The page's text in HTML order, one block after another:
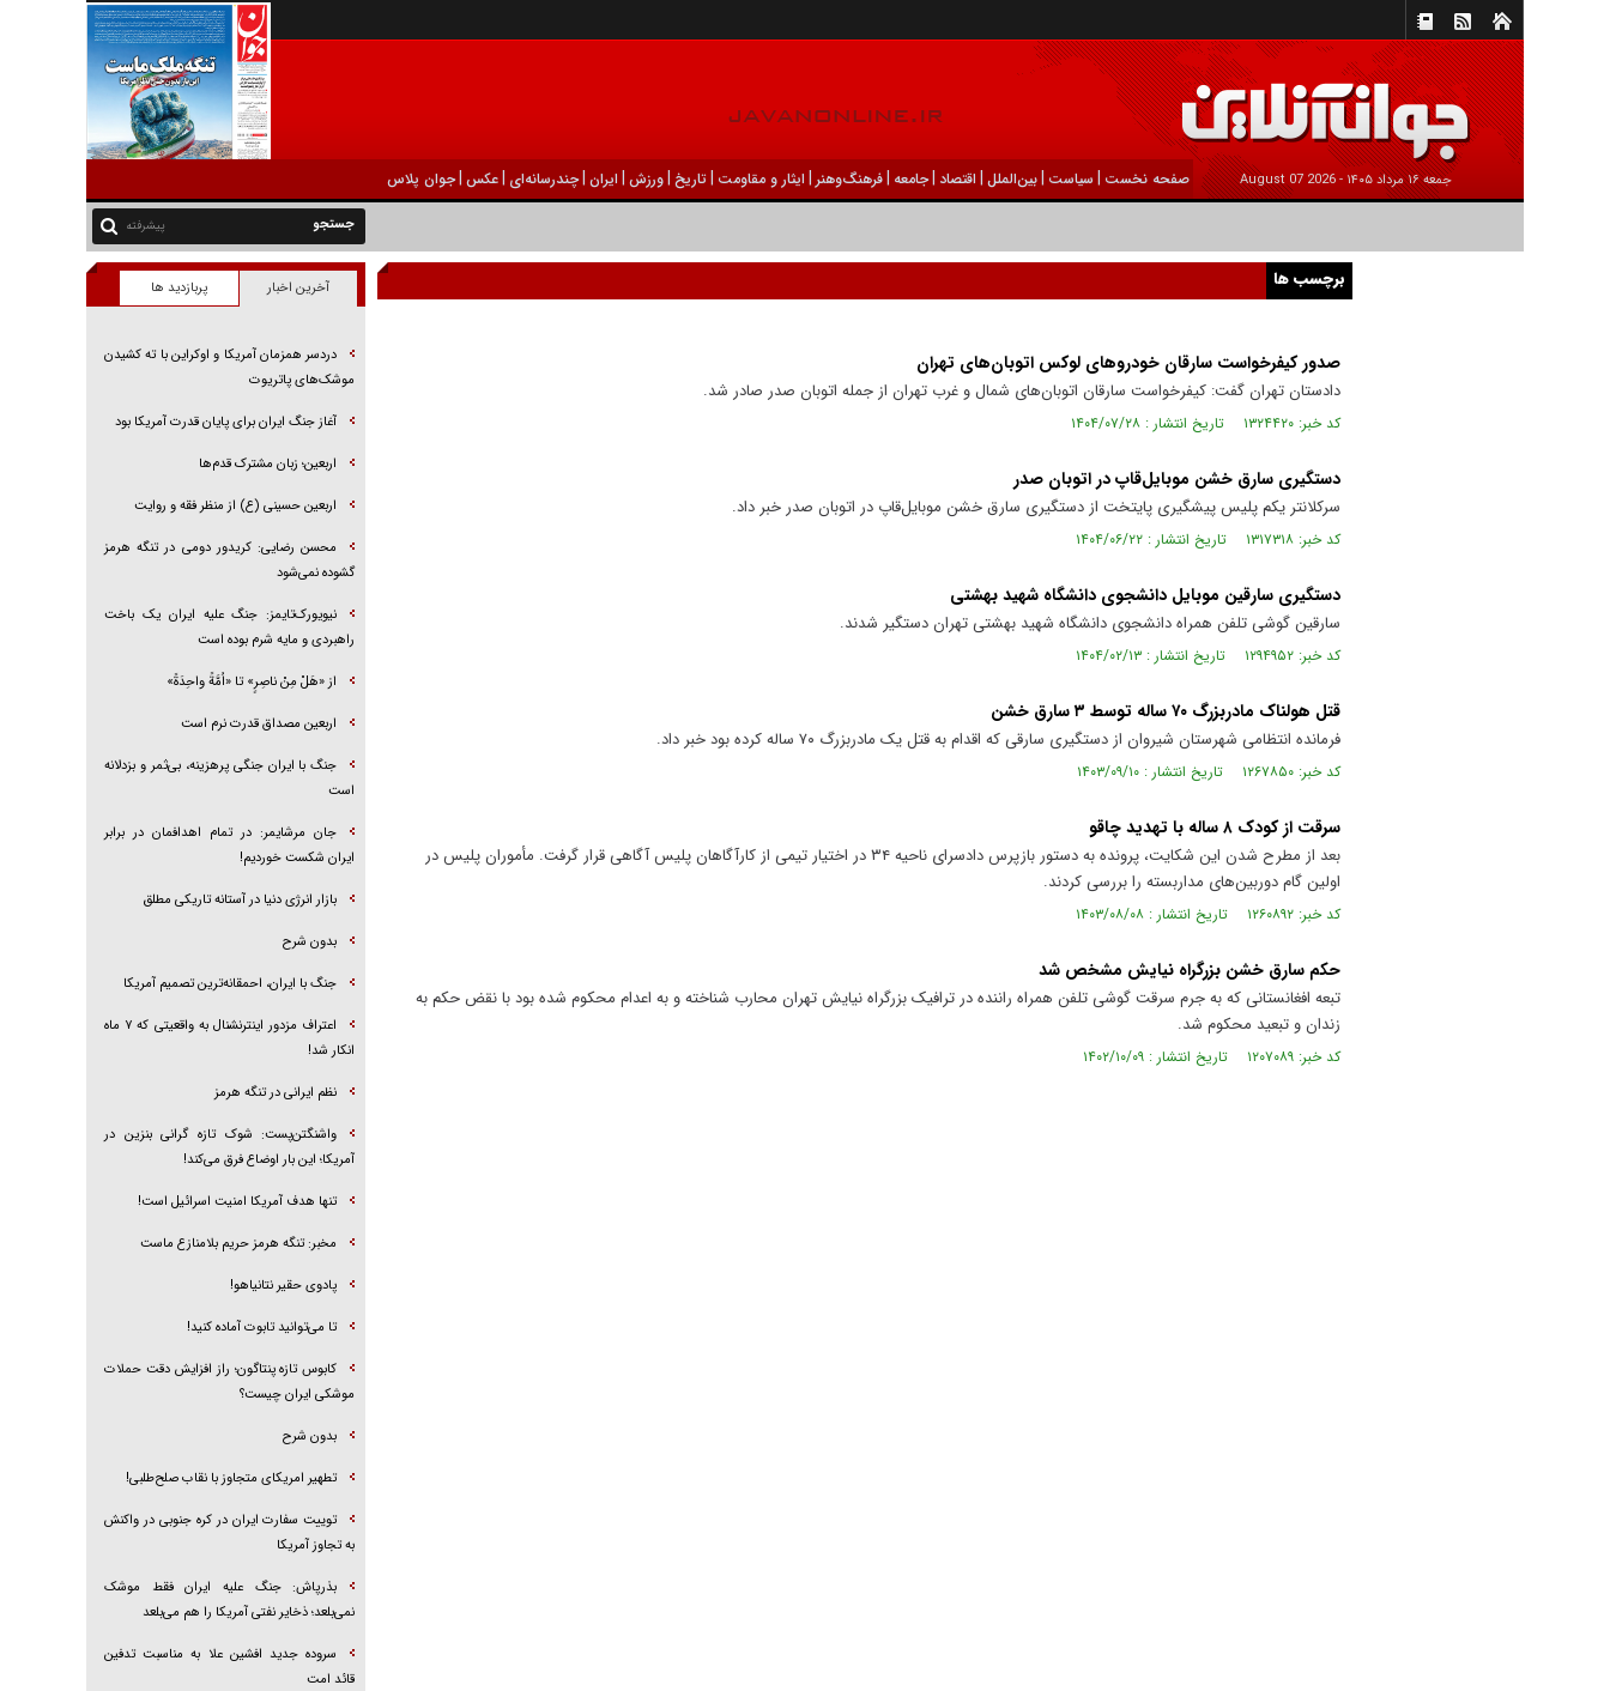
جمعه ۱۶ مرداد ۱۴۰۵ - 2026 August 07 صفحه نخست | سیاست |بين‌الملل | اقتصاد |جامعه |فرهنگ‌و‌هنر | ایثار و مقاومت |تاریخ |ورزش | ايران |چندرسانه‌ای |عکس |جوان پلاس
پیشرفته
برچسب ها
صدور کیفرخواست سارقان خودروهای لوکس اتوبان‌های تهران
دادستان تهران گفت: کیفرخواست سارقان اتوبان‌های شمال و غرب تهران از جمله اتوبان صدر صادر شد.
کد خبر: ۱۳۲۴۴۲۰ تاریخ انتشار : ۱۴۰۴/۰۷/۲۸
دستگیری سارق خشن موبایل‌قاپ در اتوبان صدر
سرکلانتر یکم پلیس پیشگیری پایتخت از دستگیری سارق خشن موبایل‌قاپ در اتوبان صدر خبر داد.
کد خبر: ۱۳۱۷۳۱۸ تاریخ انتشار : ۱۴۰۴/۰۶/۲۲
دستگیری سارقین موبایل دانشجوی دانشگاه شهید بهشتی
سارقین گوشی تلفن همراه دانشجوی دانشگاه شهید بهشتی تهران دستگیر شدند.
کد خبر: ۱۲۹۴۹۵۲ تاریخ انتشار : ۱۴۰۴/۰۲/۱۳
قتل هولناک مادربزرگ ۷۰ ساله توسط ۳ سارق خشن
فرمانده انتظامی شهرستان شیروان از دستگیری سارقی که اقدام به قتل یک مادربزرگ ۷۰ ساله کرده بود خبر داد.
کد خبر: ۱۲۶۷۸۵۰ تاریخ انتشار : ۱۴۰۳/۰۹/۱۰
سرقت از کودک ۸ ساله با تهدید چاقو
بعد از مطرح شدن این شکایت، پرونده به دستور بازپرس دادسرای ناحیه ۳۴ در اختیار تیمی از کارآگاهان پلیس آگاهی قرار گرفت. مأموران پلیس در
اولین گام دوربین‌های مداربسته را بررسی کردند.
کد خبر: ۱۲۶۰۸۹۲ تاریخ انتشار : ۱۴۰۳/۰۸/۰۸
حکم سارق خشن بزرگراه نیایش مشخص شد
تبعه افغانستانی که به جرم سرقت گوشی تلفن همراه راننده در ترافیک بزرگراه نیایش تهران محارب شناخته و به اعدام محکوم شده بود با نقض حکم به
زندان و تبعید محکوم شد.
کد خبر: ۱۲۰۷۰۸۹ تاریخ انتشار : ۱۴۰۲/۱۰/۰۹
آخرین اخبار پربازدید ها
دردسر همزمان آمریکا و اوکراین با ته کشیدن
موشک‌های پاتریوت
آغاز جنگ ایران برای پایان قدرت آمریکا بود
اربعین؛ زبان مشترک قدم‌ها
اربعین حسینی (ع) از منظر فقه و روایت
محسن رضایی: کریدور دومی در تنگه هرمز
گشوده نمی‌شود
نیویورک‌تایمز: جنگ علیه ایران یک باخت
راهبردی و مایه شرم بوده است
از «هَلْ مِنْ ناصِرٍ» تا «اُمَّةً واحِدَةً»
اربعین مصداق قدرت نرم است
جنگ با ایران جنگی پرهزینه، بی‌ثمر و بزدلانه
است
جان مرشایمر: در تمام اهدافمان در برابر
ایران شکست خوردیم!
بازار انرژی دنیا در آستانه تاریکی مطلق
بدون شرح
جنگ با ایران، احمقانه‌ترین تصمیم آمریکا
اعتراف مزدور اینترنشنال به واقعیتی که ۷ ماه
انکار شد!
نظم ایرانی در تنگه هرمز
واشنگتن‌پست: شوک تازه گرانی بنزین در
آمریکا؛ این بار اوضاع فرق می‌کند!
تنها هدف آمریکا امنیت اسرائیل است!
مخبر: تنگه هرمز حریم بلامنازع ماست
پادوی حقیر نتانیاهو!
تا می‌توانید تابوت آماده کنید!
کابوس تازه پنتاگون؛ راز افزایش دقت حملات
موشکی ایران چیست؟
بدون شرح
تطهیر امریکای متجاوز با نقاب صلح‌طلبی!
توییت سفارت ایران در کره جنوبی در واکنش
به تجاوز آمریکا
بذرپاش: ‏جنگ علیه ایران فقط موشک
نمی‌بلعد؛ ذخایر نفتی آمریکا را هم می‌بلعد
سروده جدید افشین علا به مناسبت تدفین
قائد امت